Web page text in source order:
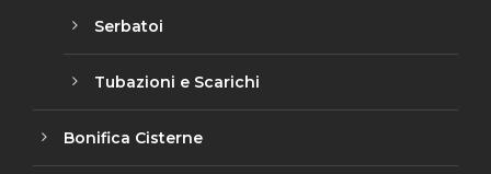
Serbatoi
Tubazioni e Scarichi
Bonifica Cisterne